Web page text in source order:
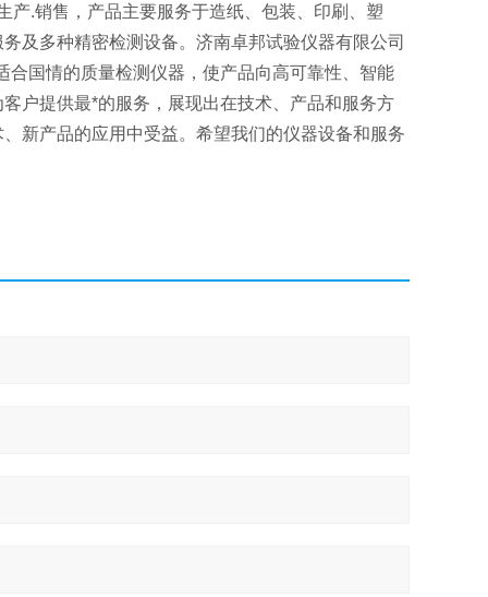
产.销售，产品主要服务于造纸、包装、印刷、塑
及多种精密检测设备。济南卓邦试验仪器有限公司
国情的质量检测仪器，使产品向高可靠性、智能
户提供最*的服务，展现出在技术、产品和服务方
新产品的应用中受益。希望我们的仪器设备和服务